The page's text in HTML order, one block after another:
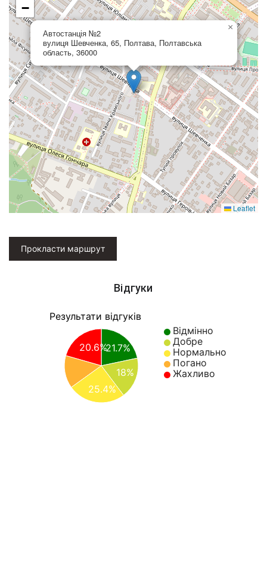
Автостанція №2
вулиця Шевченка, 65, Полтава, Полтавська
область, 36000
×
−
Leaflet
Прокласти маршрут
Відгуки
Результати відгуків
Відмінно
Добре
Нормально
Погано
Жахливо
21.7%
18%
20.6%
25.4%